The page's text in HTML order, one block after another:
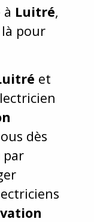
à Luitré,
pour
et
dès